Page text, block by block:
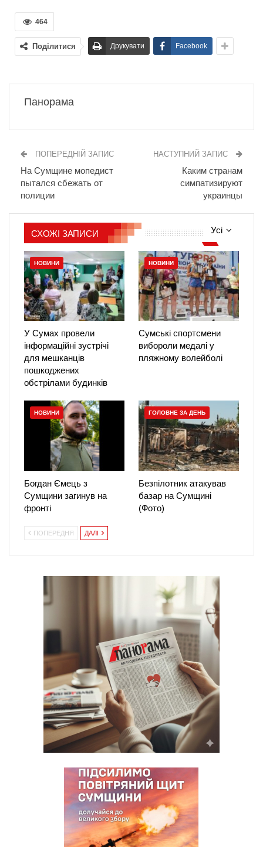
464
Поділитися Друкувати Facebook
Панорама
ПОПЕРЕДНІЙ ЗАПИС
На Сумщине мопедист
пытался сбежать от
полиции
НАСТУПНИЙ ЗАПИС
Каким странам
симпатизируют
украинцы
Усі
СХОЖІ ЗАПИСИ
НОВИНИ
У Сумах провели
інформаційні зустрічі
для мешканців
пошкоджених
обстрілами будинків
НОВИНИ
Сумські спортсмени
вибороли медалі у
пляжному волейболі
НОВИНИ
Богдан Ємець з
Сумщини загинув на
фронті
ГОЛОВНЕ ЗА ДЕНЬ
Безпілотник атакував
базар на Сумщині
(Фото)
ПОПЕРЕДНЯ ДАЛІ